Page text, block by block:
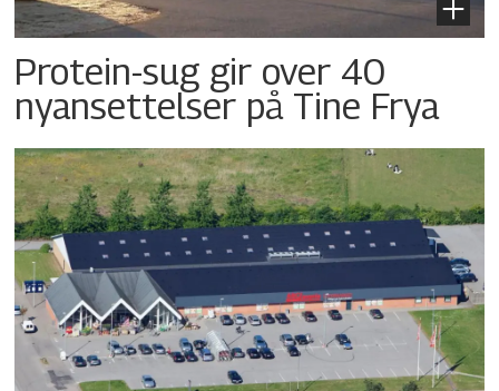
Protein-sug gir over 40
nyansettelser på Tine Frya